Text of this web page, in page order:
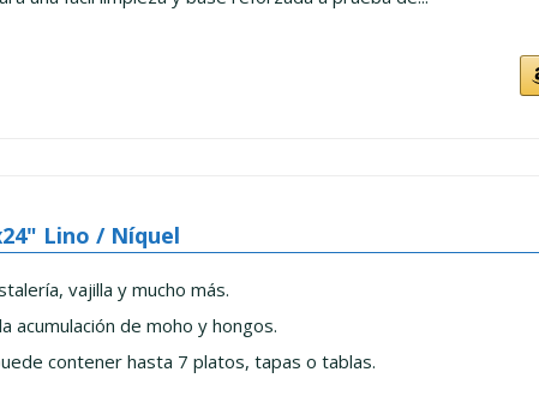
Lino / Níquel
vajilla y mucho más.
acumulación de moho y hongos.
contener hasta 7 platos, tapas o tablas.